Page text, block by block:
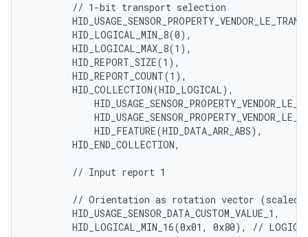
        // 1-bit transport selection
        HID_LOGICAL_MIN_8(0),
        HID_LOGICAL_MAX_8(1),
        HID_REPORT_SIZE(1),
        HID_REPORT_COUNT(1),
        HID_COLLECTION(HID_LOGICAL),
            HID_FEATURE(HID_DATA_ARR_ABS),
        HID_END_COLLECTION,
        // Input report 1
// Orientation as rotation vector (scaled
        HID_USAGE_SENSOR_DATA_CUSTOM_VALUE_1,
HID_LOGICAL_MIN_16(0x01, 0x80), //